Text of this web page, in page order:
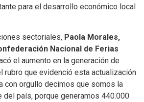
para el desarrollo económico local
sectoriales, Paola Morales,
Nacional de Ferias
el aumento en la generación de
rubro que evidenció esta actualización
con orgullo decimos que somos la
del país, porque generamos 440.000